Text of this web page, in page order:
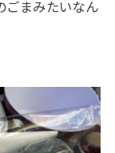
ごまみたいなん